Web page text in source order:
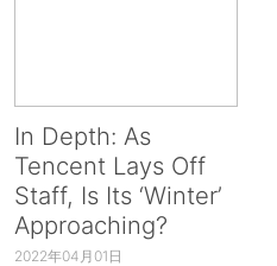
In Depth: As
Tencent Lays Off
Staff, Is Its ‘Winter’
Approaching?
2022年04月01日